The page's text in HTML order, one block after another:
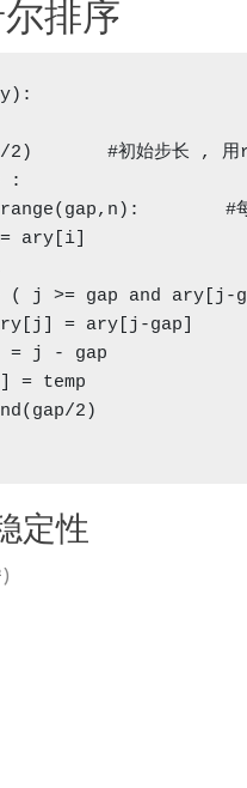
排序
#初始步长 , 用
:
#每
ary[i]
j >= gap and ary[j-
= ary[j-gap]
= j - gap
= temp
2)
定性